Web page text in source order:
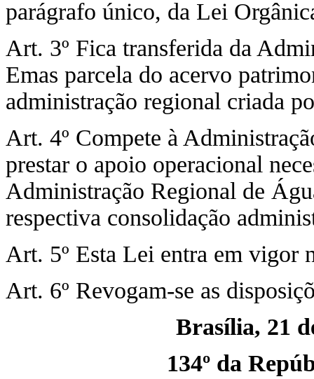
parágrafo único, da Lei
Art. 3º Fica transferida da
Emas parcela do acervo
administração regional criada
Art. 4º Compete à
prestar o apoio operacional
Administração Regional de
respectiva consolidação
Art. 5º Esta Lei entra em vigor
Art. 6º Revogam-se as
Brasília, 21
134º da